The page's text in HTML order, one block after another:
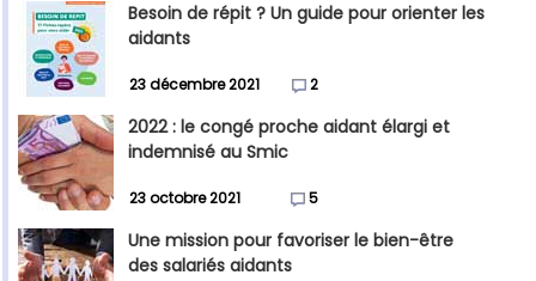
Besoin de répit ? Un guide pour orienter les
aidants
23 décembre 2021 2
2022 : le congé proche aidant élargi et
indemnisé au Smic
23 octobre 2021 5
Une mission pour favoriser le bien-être
des salariés aidants